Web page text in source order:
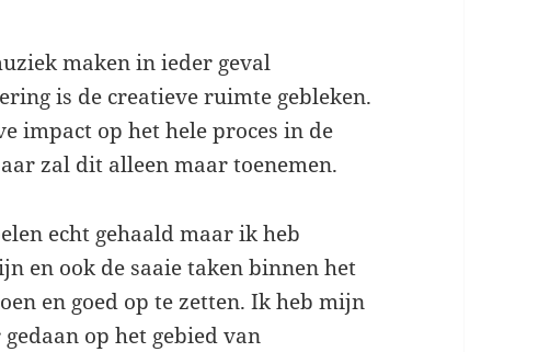
maken in ieder geval
is de creatieve ruimte gebleken.
impact op het hele proces in de
zal dit alleen maar toenemen.
echt gehaald maar ik heb
en ook de saaie taken binnen het
en goed op te zetten. Ik heb mijn
op het gebied van